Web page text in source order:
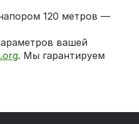
120 метров —
вашей
. Мы гарантируем